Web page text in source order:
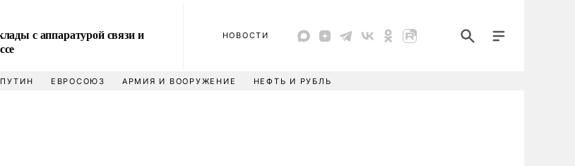
с аппаратурой связи и
НОВОСТИ
ЕВРОСОЮЗ АРМИЯ И ВООРУЖЕНИЕ НЕФТЬ И РУБЛЬ